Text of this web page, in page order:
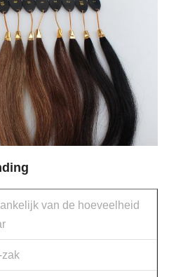
van de hoeveelheid
zak